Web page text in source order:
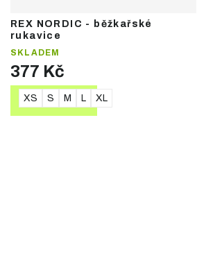
REX NORDIC - běžkařské
rukavice
SKLADEM
377 Kč
DETAIL
XS S M L XL